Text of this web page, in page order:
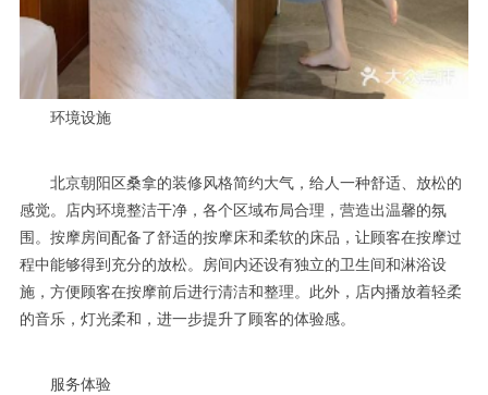
环境设施
北京朝阳区桑拿的装修风格简约大气，给人一种舒适、放松的
感觉。店内环境整洁干净，各个区域布局合理，营造出温馨的氛
围。按摩房间配备了舒适的按摩床和柔软的床品，让顾客在按摩过
程中能够得到充分的放松。房间内还设有独立的卫生间和淋浴设
施，方便顾客在按摩前后进行清洁和整理。此外，店内播放着轻柔
的音乐，灯光柔和，进一步提升了顾客的体验感。
服务体验